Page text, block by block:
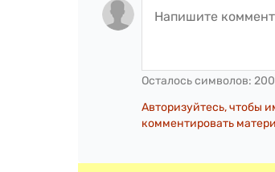
Осталось символов:
Авторизуйтесь, чтобы
комментировать